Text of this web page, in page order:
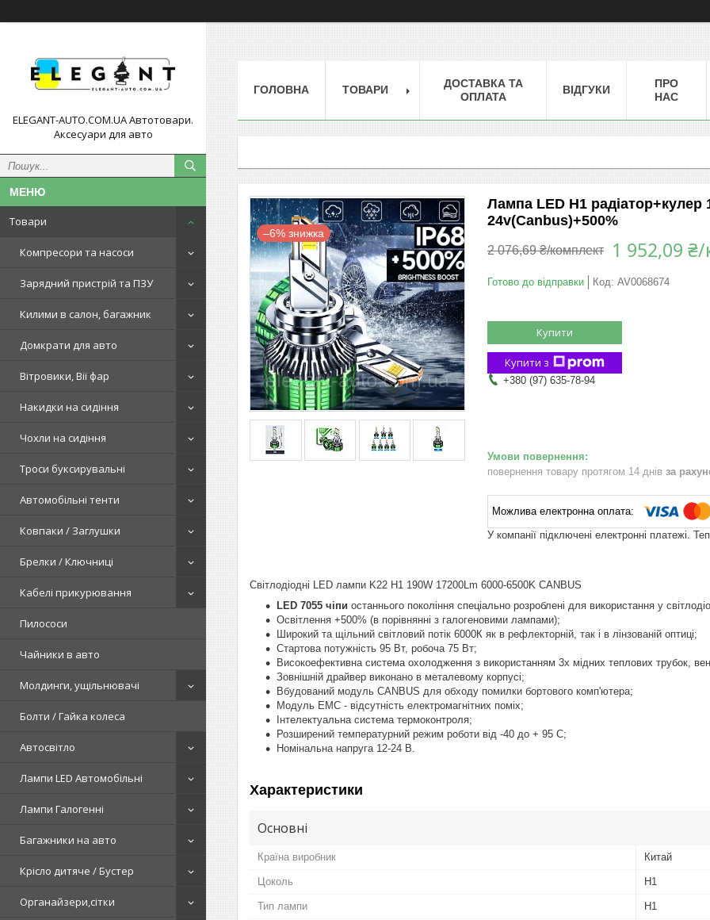
ELEGANT-AUTO.COM.UA Автотовари.
Аксесуари для авто
Товари
Компресори та насоси
Зарядний пристрій та ПЗУ
Килими в салон, багажник
Домкрати для авто
Вітровики, Вії фар
Накидки на сидіння
Чохли на сидіння
Троси буксирувальні
Автомобільні тенти
Ковпаки / Заглушки
Брелки / Ключниці
Кабелі прикурювання
Пилососи
Чайники в авто
Молдинги, ущільнювачі
Болти / Гайка колеса
Автосвітло
Лампи LED Автомобільні
Лампи Галогенні
Багажники на авто
Крісло дитяче / Бустер
Органайзери,сітки
ГОЛОВНА ТОВАРИ
ДОСТАВКА ТА
ОПЛАТА
ВІДГУКИ
ПРО
НАС
–6%
Лампа LED H1 радіатор+кулер
24v(Canbus)+500%
2 076,69 ₴/комплект 1 952,09
Готово до відправки Код: AV0068674
Купити
Купити з
+380 (97) 635-78-94
повернення товару протягом 14 днів за
У компанії підключені електронні платежі.
Світлодіодні LED лампи K22 H1 190W 17200Lm 6000-6500K CANBUS
LED 7055 чіпи останнього покоління спеціально розроблені для використання у
Освітлення +500% (в порівнянні з галогеновими лампами);
Широкий та щільний світловий потік 6000К як в рефлекторній, так і в лінзованій оптиці;
Стартова потужність 95 Вт, робоча 75 Вт;
Високоефективна система охолодження з використанням 3х мідних теплових трубок,
Зовнішній драйвер виконано в металевому корпусі;
Вбудований модуль СANBUS для обходу помилки бортового комп'ютера;
Модуль EMC - відсутність електромагнітних поміх;
Інтелектуальна система термоконтроля;
Розширений температурний режим роботи від -40 до + 95 С;
Номінальна напруга 12-24 В.
Характеристики
Основні
Країна виробник Китай
Цоколь H1
Тип лампи H1